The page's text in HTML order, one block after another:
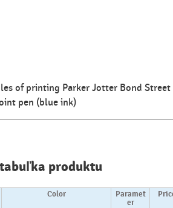
of printing Parker Jotter Bond Street
pen (blue ink)
nákupe
predmetov
produktu
Color
Paramet
er